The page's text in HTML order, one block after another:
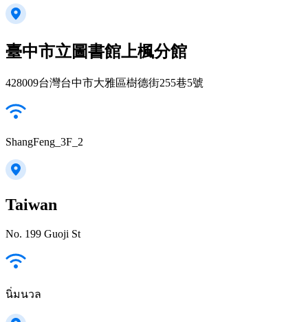
臺中市立圖書館上楓分館
428009台灣台中市大雅區樹德街255巷5號
ShangFeng_3F_2
Taiwan
No. 199 Guoji St
นิ่มนวล